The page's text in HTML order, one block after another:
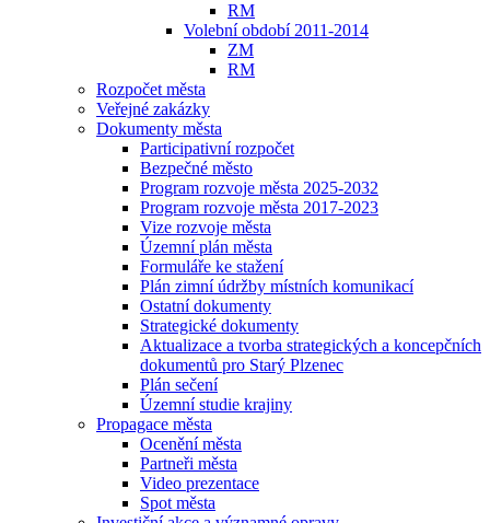
RM
Volební období 2011-2014
ZM
RM
Rozpočet města
Veřejné zakázky
Dokumenty města
Participativní rozpočet
Bezpečné město
Program rozvoje města 2025-2032
Program rozvoje města 2017-2023
Vize rozvoje města
Územní plán města
Formuláře ke stažení
Plán zimní údržby místních komunikací
Ostatní dokumenty
Strategické dokumenty
Aktualizace a tvorba strategických a koncepčních
dokumentů pro Starý Plzenec
Plán sečení
Územní studie krajiny
Propagace města
Ocenění města
Partneři města
Video prezentace
Spot města